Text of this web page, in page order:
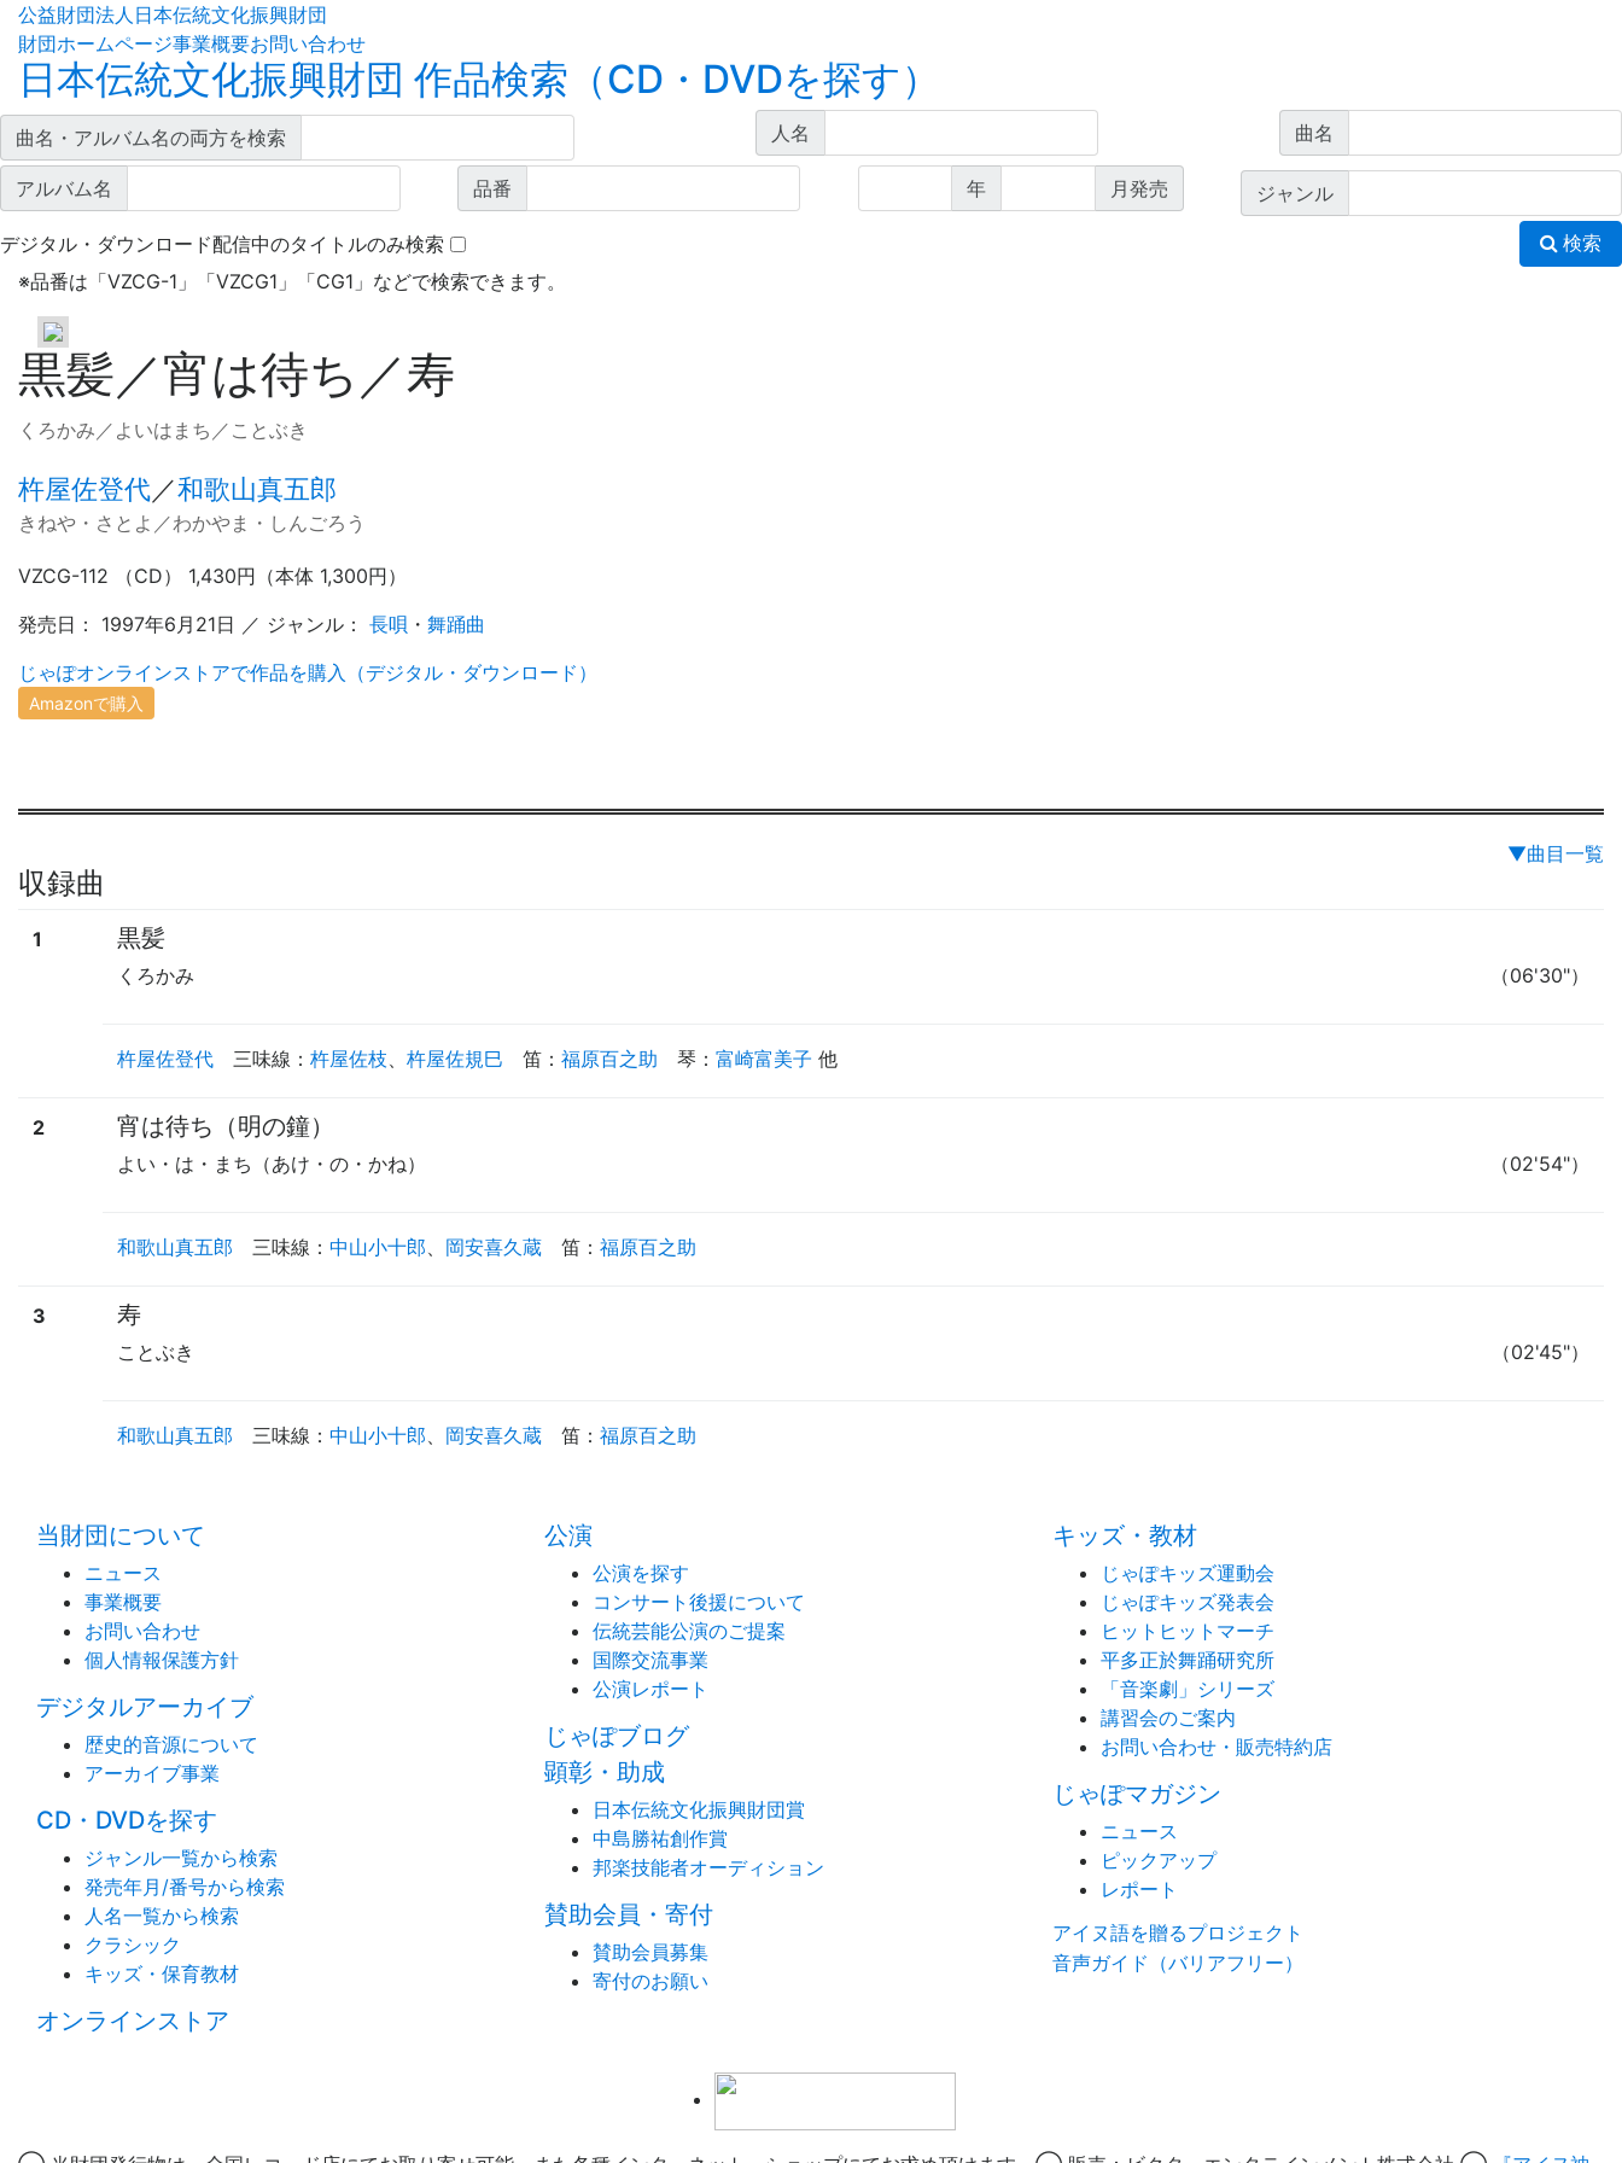
公益財団法人日本伝統文化振興財団
財団ホームページ事業概要お問い合わせ
日本伝統文化振興財団 作品検索（CD・DVDを探す）
曲名・アルバム名の両方を検索 人名 曲名
アルバム名 品番 年 月発売 ジャンル
デジタル・ダウンロード配信中のタイトルのみ検索 検索
※品番は「VZCG-1」「VZCG1」「CG1」などで検索できます。
黒髪／宵は待ち／寿
くろかみ／よいはまち／ことぶき
杵屋佐登代／和歌山真五郎
きねや・さとよ／わかやま・しんごろう
VZCG-112 （CD） 1,430円（本体 1,300円）
発売日： 1997年6月21日 ／ ジャンル： 長唄 ・ 舞踊曲
じゃぽオンラインストアで作品を購入（デジタル・ダウンロード）
Amazonで購入
▼曲目一覧
収録曲
1 黒髪
（06'30"）
くろかみ
杵屋佐登代 三味線 ： 杵屋佐枝 杵屋佐規巳 笛 ： 福原百之助 琴 ： 富崎富美子 他
2 宵は待ち（明の鐘）
（02'54"）
よい・は・まち（あけ・の・かね）
和歌山真五郎 三味線 ： 中山小十郎 岡安喜久蔵 笛 ： 福原百之助
3 寿
（02'45"）
ことぶき
和歌山真五郎 三味線 ： 中山小十郎 岡安喜久蔵 笛 ： 福原百之助
当財団について
ニュース
事業概要
お問い合わせ
個人情報保護方針
デジタルアーカイブ
歴史的音源について
アーカイブ事業
CD・DVDを探す
ジャンル一覧から検索
発売年月/番号から検索
人名一覧から検索
クラシック
キッズ・保育教材
オンラインストア
公演
公演を探す
コンサート後援について
伝統芸能公演のご提案
国際交流事業
公演レポート
じゃぽブログ
顕彰・助成
日本伝統文化振興財団賞
中島勝祐創作賞
邦楽技能者オーディション
賛助会員・寄付
賛助会員募集
寄付のお願い
キッズ・教材
じゃぽキッズ運動会
じゃぽキッズ発表会
ヒットヒットマーチ
平多正於舞踊研究所
「音楽劇」シリーズ
講習会のご案内
お問い合わせ・販売特約店
じゃぽマガジン
ニュース
ピックアップ
レポート
アイヌ語を贈るプロジェクト
音声ガイド（バリアフリー）